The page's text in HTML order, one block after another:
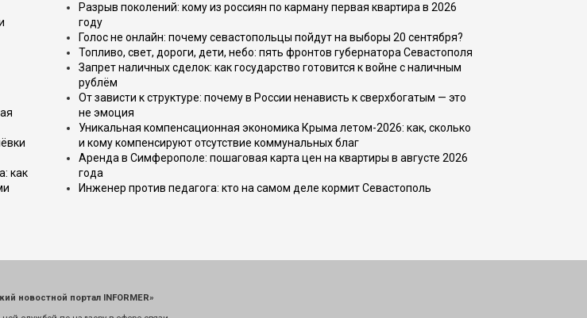
как
Разрыв поколений: кому из россиян по карману первая квартира в 2026
году
Голос не онлайн: почему севастопольцы пойдут на выборы 20 сентября?
Топливо, свет, дороги, дети, небо: пять фронтов губернатора Севастополя
Запрет наличных сделок: как государство готовится к войне с наличным
рублём
От зависти к структуре: почему в России ненависть к сверхбогатым — это
не эмоция
Уникальная компенсационная экономика Крыма летом-2026: как, сколько
и кому компенсируют отсутствие коммунальных благ
Аренда в Симферополе: пошаговая карта цен на квартиры в августе 2026
года
Инженер против педагога: кто на самом деле кормит Севастополь
новостной портал INFORMER»